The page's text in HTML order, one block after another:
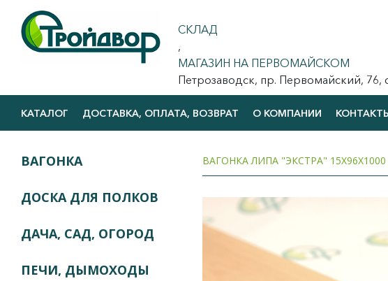
СКЛАД
,
МАГАЗИН НА ПЕРВОМАЙСКОМ
Петрозаводск, пр. Первомайский, 76,
КАТАЛОГ ДОСТАВКА, ОПЛАТА, ВОЗВРАТ О КОМПАНИИ
ВАГОНКА
ДОСКА ДЛЯ ПОЛКОВ
ДАЧА, САД, ОГОРОД
ПЕЧИ, ДЫМОХОДЫ
ВАГОНКА ЛИПА "ЭКСТРА" 15Х96Х1000